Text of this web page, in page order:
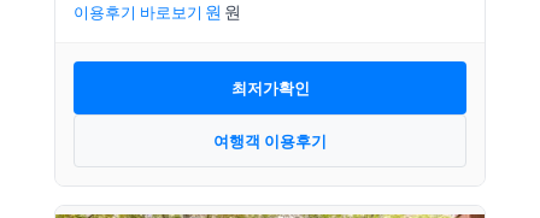
이용후기 바로보기
최저가확인
여행객 이용후기